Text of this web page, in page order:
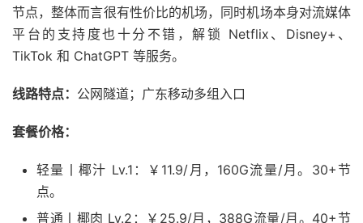
节点，整体而言很有性价比的机场，同时机场本身对流媒体
平台的支持度也十分不错，解锁 Netflix、Disney+、
TikTok 和 ChatGPT 等服务。
线路特点： 公网隧道；广东移动多组入口
套餐价格：
轻量丨椰汁 Lv.1：￥11.9/月，160G流量/月。30+节
点。
普通丨椰肉 Lv.2：￥25.9/月，388G流量/月。40+节